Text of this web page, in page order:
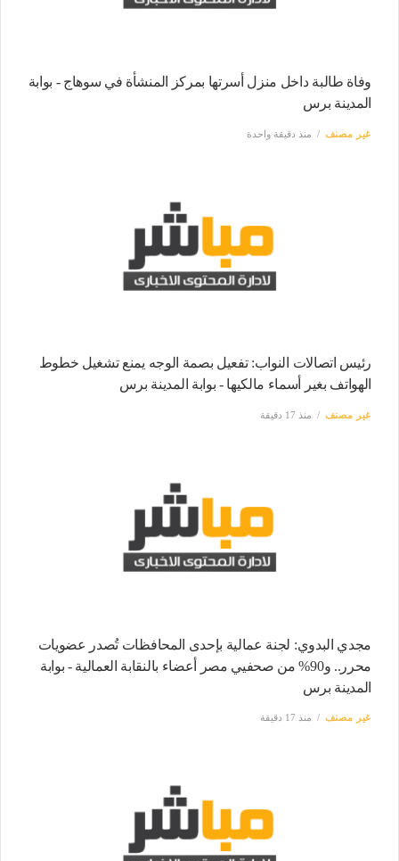
وفاة طالبة داخل منزل أسرتها بمركز المنشأة في سوهاج - بوابة
المدينة برس
غير مصنف منذ دقيقة واحدة
رئيس اتصالات النواب: تفعيل بصمة الوجه يمنع تشغيل خطوط
الهواتف بغير أسماء مالكيها - بوابة المدينة برس
غير مصنف منذ 17 دقيقة
مجدي البدوي: لجنة عمالية بإحدى المحافظات تُصدر عضويات
محرر.. و90% من صحفيي مصر أعضاء بالنقابة العمالية - بوابة
المدينة برس
غير مصنف منذ 17 دقيقة